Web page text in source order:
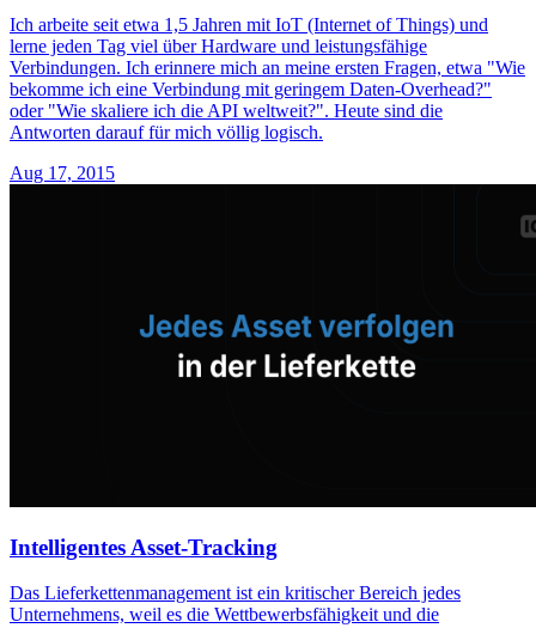
Ich arbeite seit etwa 1,5 Jahren mit IoT (Internet of Things) und
lerne jeden Tag viel über Hardware und leistungsfähige
Verbindungen. Ich erinnere mich an meine ersten Fragen, etwa "Wie
bekomme ich eine Verbindung mit geringem Daten-Overhead?"
oder "Wie skaliere ich die API weltweit?". Heute sind die
Antworten darauf für mich völlig logisch.
Aug 17, 2015
Intelligentes Asset-Tracking
Das Lieferkettenmanagement ist ein kritischer Bereich jedes
Unternehmens, weil es die Wettbewerbsfähigkeit und die